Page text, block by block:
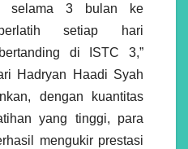
selama 3 bulan ke
setiap hari
di ISTC 3,”
Hadryan Haadi Syah
dengan kuantitas
yang tinggi, para
mengukir prestasi